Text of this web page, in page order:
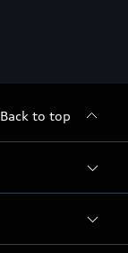
Back to top